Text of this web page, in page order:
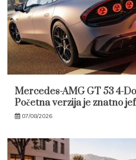
Mercedes-AMG GT 53 4-
Početna verzija je znatno
07/08/2026